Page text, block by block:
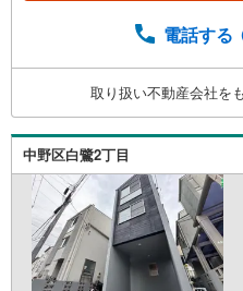
ご提供いたします。
運用・相続など幅広く
を問わず、安心してご
無料駐車場、キッズス
も安心です。の体制で
ます。
電話する
取り扱い不動産会社を
中野区白鷺2丁目